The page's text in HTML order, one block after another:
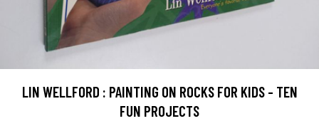
LIN WELLFORD : PAINTING ON ROCKS FOR KIDS - TEN
FUN PROJECTS